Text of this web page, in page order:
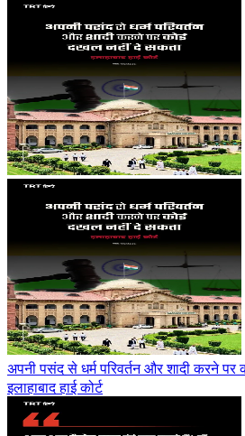
अपनी पसंद से धर्म परिवर्तन और शादी करने
इलाहाबाद हाई कोर्ट